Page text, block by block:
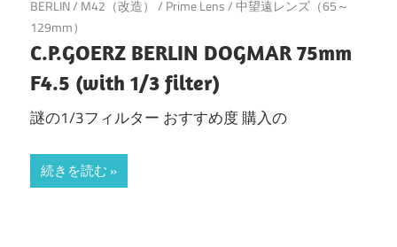
BERLIN/ M42（改造） / Prime Lens/中望遠レンズ（65～
129mm）
C.P.GOERZ BERLIN DOGMAR 75mm
F4.5 (with 1/3 filter)
謎の1/3フィルター おすすめ度 購入の
続きを読む